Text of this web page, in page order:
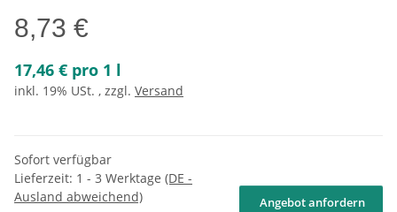
8,73 €
17,46 € pro 1 l
inkl. 19% USt. , zzgl. Versand
Sofort verfügbar
Lieferzeit: 1 - 3 Werktage (DE -
Ausland abweichend)
Angebot anfordern